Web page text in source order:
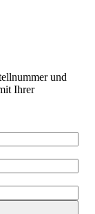
und
Ihrer